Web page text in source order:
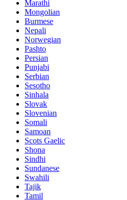
Marathi
Mongolian
Burmese
Nepali
Norwegian
Pashto
Persian
Punjabi
Serbian
Sesotho
Sinhala
Slovak
Slovenian
Somali
Samoan
Scots Gaelic
Shona
Sindhi
Sundanese
Swahili
Tajik
Tamil